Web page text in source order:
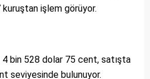
işlem görüyor.
4 bin 528 dolar 75 cent, satışta
seviyesinde bulunuyor.